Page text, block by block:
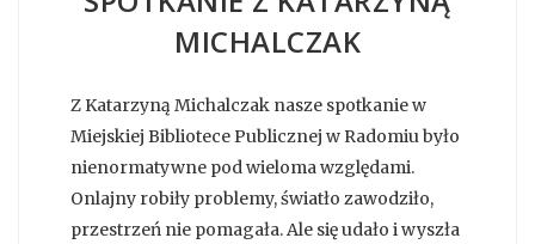
MICHALCZAK
Z Katarzyną Michalczak nasze spotkanie w
Miejskiej Bibliotece Publicznej w Radomiu było
nienormatywne pod wieloma względami.
Onlajny robiły problemy, światło zawodziło,
przestrzeń nie pomagała. Ale się udało i wyszła